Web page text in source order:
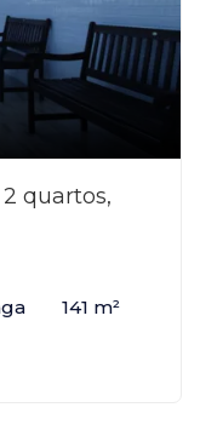
quartos,
141 m²